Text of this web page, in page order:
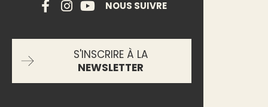
NOUS SUIVRE
S'INSCRIRE À LA
NEWSLETTER